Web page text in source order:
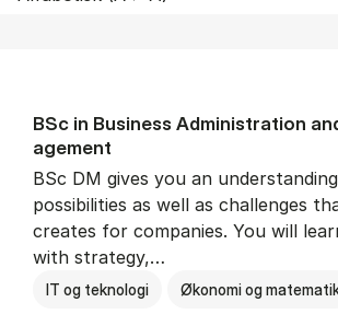
BSc in Busi­ness Ad­min­is­tra­tion
age­ment
BSc DM gives you an
possibilities as well as challenges
creates for companies. You will
with strategy,…
IT og teknologi Økonomi og